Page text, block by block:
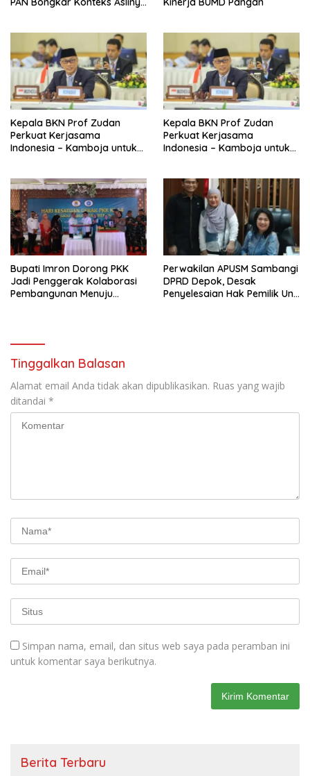
Kepala BKN Prof Zudan
Perkuat Kerjasama
Indonesia – Kamboja untuk
Kepala BKN Prof Zudan
Perkuat Kerjasama
Indonesia – Kamboja untuk
Bupati Imron Dorong PKK
Jadi Penggerak Kolaborasi
Pembangunan Menuju
Perwakilan APUSM Sambangi
DPRD Depok, Desak
Penyelesaian Hak Pemilik Unit
Tinggalkan Balasan
Alamat email Anda tidak akan dipublikasikan. Ruas yang wajib
ditandai *
Simpan nama, email, dan situs web saya pada peramban ini
untuk komentar saya berikutnya.
Berita Terbaru